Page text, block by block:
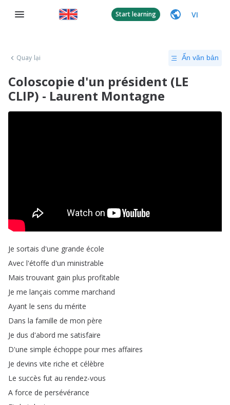
Start learning VI
Quay lại Ẩn văn bản
Coloscopie d'un président (LE
CLIP) - Laurent Montagne
Je sortais d'une grande école
Avec l'étoffe d'un ministrable
Mais trouvant gain plus profitable
Je me lançais comme marchand
Ayant le sens du mérite
Dans la famille de mon père
Je dus d'abord me satisfaire
D'une simple échoppe pour mes affaires
Je devins vite riche et célèbre
Le succès fut au rendez-vous
A force de persévérance